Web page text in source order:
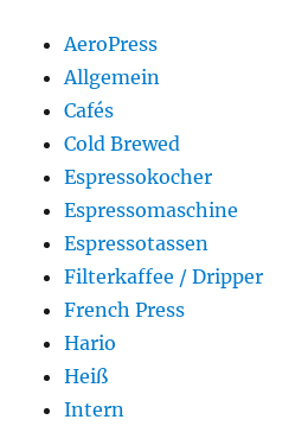
AeroPress
Allgemein
Cafés
Cold Brewed
Espressokocher
Espressomaschine
Espressotassen
Filterkaffee / Dripper
French Press
Hario
Heiß
Intern